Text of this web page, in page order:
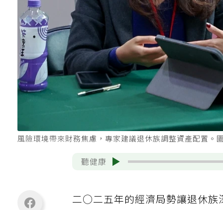
風險環境帶來財務焦慮，專家建議退休族調整資產配置
聽健康
二○二五年的經濟局勢讓退休族